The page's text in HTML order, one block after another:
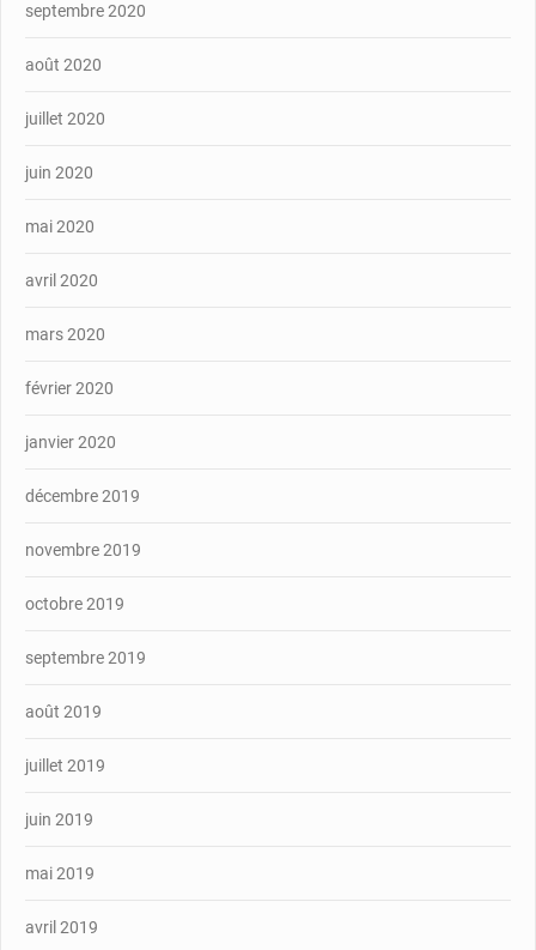
septembre 2020
août 2020
juillet 2020
juin 2020
mai 2020
avril 2020
mars 2020
février 2020
janvier 2020
décembre 2019
novembre 2019
octobre 2019
septembre 2019
août 2019
juillet 2019
juin 2019
mai 2019
avril 2019